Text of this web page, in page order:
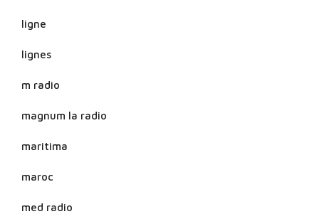
ligne
lignes
m radio
magnum la radio
maritima
maroc
med radio